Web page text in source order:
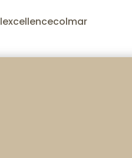
lexcellencecolmar